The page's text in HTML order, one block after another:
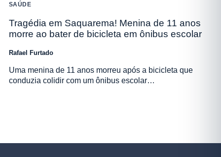
SAÚDE
Tragédia em Saquarema! Menina de 11 anos
morre ao bater de bicicleta em ônibus escolar
Rafael Furtado
Uma menina de 11 anos morreu após a bicicleta que
conduzia colidir com um ônibus escolar…